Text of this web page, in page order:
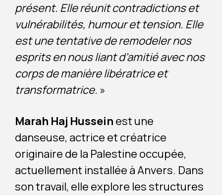
présent. Elle réunit contradictions et
vulnérabilités, humour et tension. Elle
est une tentative de remodeler nos
esprits en nous liant d’amitié avec nos
corps de manière libératrice et
transformatrice. »
Marah Haj Hussein est une
danseuse, actrice et créatrice
originaire de la Palestine occupée,
actuellement installée à Anvers. Dans
son travail, elle explore les structures